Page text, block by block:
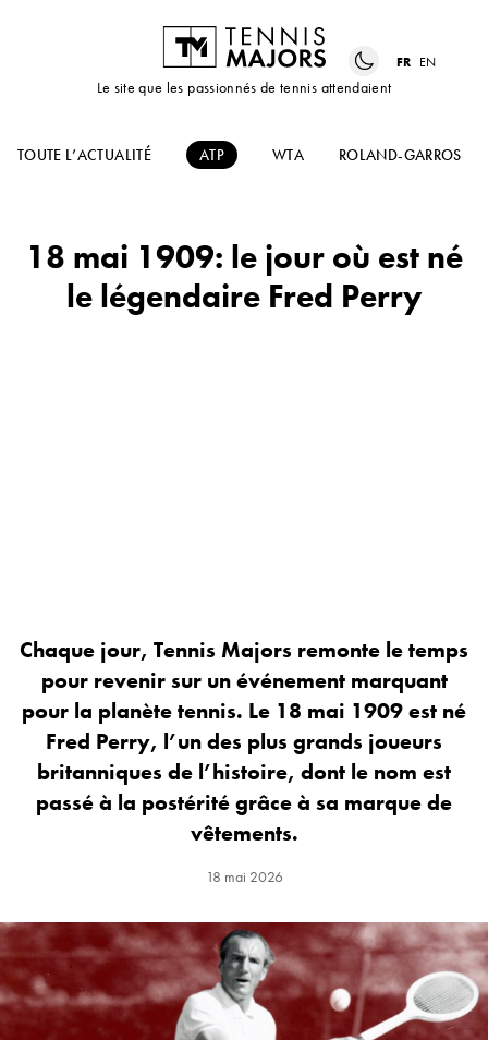
Le site que les passionnés de tennis attendaient
FR EN
TOUTE L’ACTUALITÉ ATP WTA ROLAND-GARROS
18 mai 1909: le jour où est né
le légendaire Fred Perry
Chaque jour, Tennis Majors remonte le temps
pour revenir sur un événement marquant
pour la planète tennis. Le 18 mai 1909 est né
Fred Perry, l’un des plus grands joueurs
britanniques de l’histoire, dont le nom est
passé à la postérité grâce à sa marque de
vêtements.
18 mai 2026